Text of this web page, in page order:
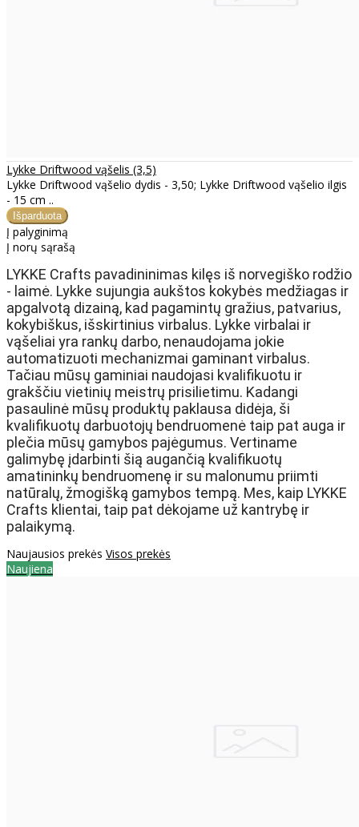
Lykke Driftwood vąšelis (3,5)
Lykke Driftwood vąšelio dydis - 3,50; Lykke Driftwood vąšelio ilgis
- 15 cm ..
Į palyginimą
Į norų sąrašą
LYKKE Crafts pavadininimas kilęs iš norvegiško rodžio
- laimė. Lykke sujungia aukštos kokybės medžiagas ir
apgalvotą dizainą, kad pagamintų gražius, patvarius,
kokybiškus, išskirtinius virbalus. Lykke virbalai ir
vąšeliai yra rankų darbo, nenaudojama jokie
automatizuoti mechanizmai gaminant virbalus.
Tačiau mūsų gaminiai naudojasi kvalifikuotu ir
grakščiu vietinių meistrų prisilietimu. Kadangi
pasaulinė mūsų produktų paklausa didėja, ši
kvalifikuotų darbuotojų bendruomenė taip pat auga ir
plečia mūsų gamybos pajėgumus. Vertiname
galimybę įdarbinti šią augančią kvalifikuotų
amatininkų bendruomenę ir su malonumu priimti
natūralų, žmogišką gamybos tempą. Mes, kaip LYKKE
Crafts klientai, taip pat dėkojame už kantrybę ir
palaikymą.
Naujausios prekės Visos prekės
Naujiena